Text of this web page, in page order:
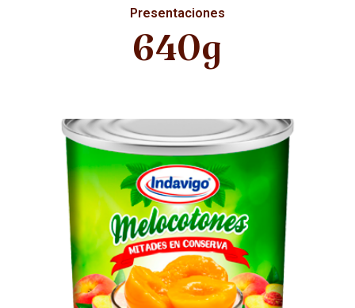
Presentaciones
640g